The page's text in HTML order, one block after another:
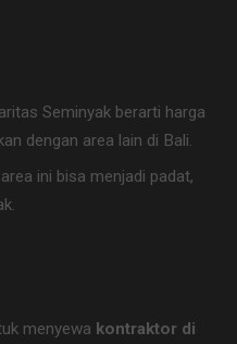
Seminyak berarti harga
dengan area lain di Bali.
ini bisa menjadi padat,
menyewa kontraktor di